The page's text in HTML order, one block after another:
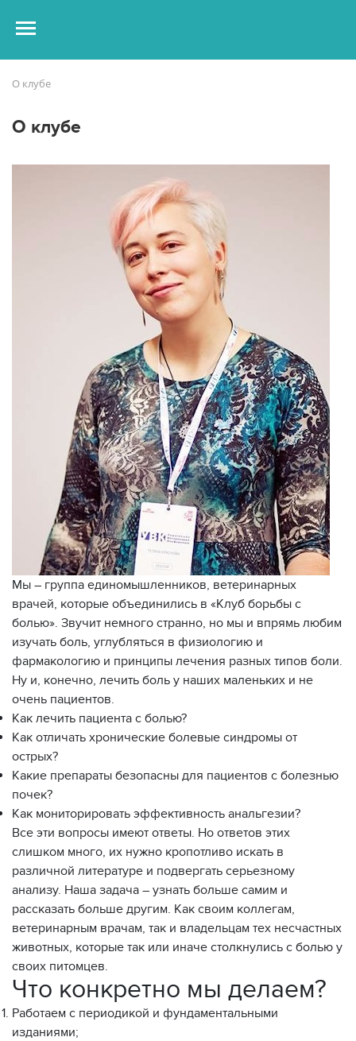
О клубе
О клубе
Мы – группа единомышленников, ветеринарных
врачей, которые объединились в «Клуб борьбы с
болью». Звучит немного странно, но мы и впрямь любим
изучать боль, углубляться в физиологию и
фармакологию и принципы лечения разных типов боли.
Ну и, конечно, лечить боль у наших маленьких и не
очень пациентов.
Как лечить пациента с болью?
Как отличать хронические болевые синдромы от
острых?
Какие препараты безопасны для пациентов с болезнью
почек?
Как мониторировать эффективность анальгезии?
Все эти вопросы имеют ответы. Но ответов этих
слишком много, их нужно кропотливо искать в
различной литературе и подвергать серьезному
анализу. Наша задача – узнать больше самим и
рассказать больше другим. Как своим коллегам,
ветеринарным врачам, так и владельцам тех несчастных
животных, которые так или иначе столкнулись с болью у
своих питомцев.
Что конкретно мы делаем?
Работаем с периодикой и фундаментальными
изданиями;